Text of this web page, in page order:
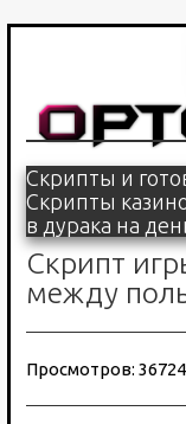
Скрипты и
Скрипты
в дурака на
Скрипт
между
Просмотров: 36724